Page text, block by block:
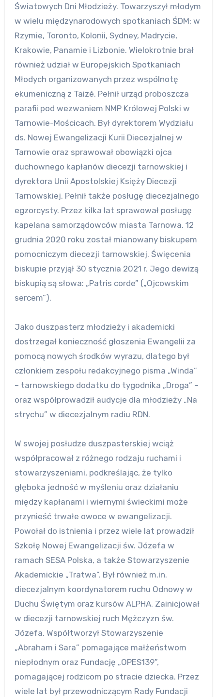
Światowych Dni Młodzieży. Towarzyszył młodym
w wielu międzynarodowych spotkaniach ŚDM: w
Rzymie, Toronto, Kolonii, Sydney, Madrycie,
Krakowie, Panamie i Lizbonie. Wielokrotnie brał
również udział w Europejskich Spotkaniach
Młodych organizowanych przez wspólnotę
ekumeniczną z Taizé. Pełnił urząd proboszcza
parafii pod wezwaniem NMP Królowej Polski w
Tarnowie-Mościcach. Był dyrektorem Wydziału
ds. Nowej Ewangelizacji Kurii Diecezjalnej w
Tarnowie oraz sprawował obowiązki ojca
duchownego kapłanów diecezji tarnowskiej i
dyrektora Unii Apostolskiej Księży Diecezji
Tarnowskiej. Pełnił także posługę diecezjalnego
egzorcysty. Przez kilka lat sprawował posługę
kapelana samorządowców miasta Tarnowa. 12
grudnia 2020 roku został mianowany biskupem
pomocniczym diecezji tarnowskiej. Święcenia
biskupie przyjął 30 stycznia 2021 r. Jego dewizą
biskupią są słowa: „Patris corde” („Ojcowskim
sercem”).
Jako duszpasterz młodzieży i akademicki
dostrzegał konieczność głoszenia Ewangelii za
pomocą nowych środków wyrazu, dlatego był
członkiem zespołu redakcyjnego pisma „Winda”
– tarnowskiego dodatku do tygodnika „Droga” –
oraz współprowadził audycje dla młodzieży „Na
strychu” w diecezjalnym radiu RDN.
W swojej posłudze duszpasterskiej wciąż
współpracował z różnego rodzaju ruchami i
stowarzyszeniami, podkreślając, że tylko
głęboka jedność w myśleniu oraz działaniu
między kapłanami i wiernymi świeckimi może
przynieść trwałe owoce w ewangelizacji.
Powołał do istnienia i przez wiele lat prowadził
Szkołę Nowej Ewangelizacji św. Józefa w
ramach SESA Polska, a także Stowarzyszenie
Akademickie „Tratwa”. Był również m.in.
diecezjalnym koordynatorem ruchu Odnowy w
Duchu Świętym oraz kursów ALPHA. Zainicjował
w diecezji tarnowskiej ruch Mężczyzn św.
Józefa. Współtworzył Stowarzyszenie
„Abraham i Sara” pomagające małżeństwom
niepłodnym oraz Fundację „OPES139”,
pomagającej rodzicom po stracie dziecka. Przez
wiele lat był przewodniczącym Rady Fundacji